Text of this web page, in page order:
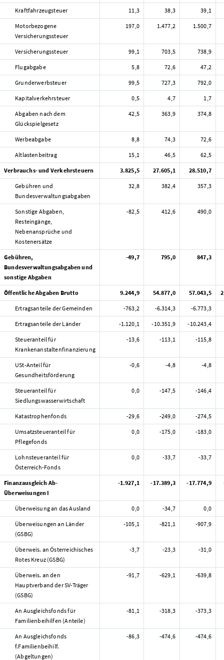
Kraftfahrzeugsteuer 11,3 38,3 39,1
Motorbezogene
Versicherungssteuer
197,0 1.477,2 1.500,7
Versicherungssteuer 99,1 703,5 738,9
Flugabgabe 5,8 72,6 47,2
Grunderwerbsteuer 99,5 727,3 792,0
Kapitalverkehrsteuer 0,5 4,7 1,7
Abgaben nach dem
Glückspielgesetz
42,5 363,9 374,8
Werbeabgabe 8,8 74,3 72,6
Altlastenbeitrag 15,1 46,5 62,5
Verbrauchs- und Verkehrsteuern 3.825,5 27.605,1 28.510,7
Gebühren und
Bundesverwaltungsabgaben
32,8 382,4 357,3
Sonstige Abgaben,
Resteingänge,
Nebenansprüche und
Kostenersätze
-82,5 412,6 490,0
Gebühren,
Bundesverwaltungsabgaben und
sonstige Abgaben
-49,7 795,0 847,3
Öffentliche Abgaben Brutto 9.244,9 54.877,0 57.043,5
Ertragsanteile der Gemeinden -763,2 -6.314,3 -6.773,3
Ertragsanteile der Länder -1.120,1 -10.351,9 -10.243,4
Steueranteil für
Krankenanstaltenfinanzierung
-13,6 -113,1 -115,8
USt-Anteil für
Gesundheitsförderung
-0,6 -4,8 -4,8
Steueranteil für
Siedlungswasserwirtschaft
0,0 -147,5 -146,4
Katastrophenfonds -29,6 -249,0 -274,5
Umsatzsteueranteil für
Pflegefonds
0,0 -175,0 -183,0
Lohnsteueranteil für
Österreich-Fonds
0,0 -33,7 -33,7
Finanzausgleich Ab-
Überweisungen I
-1.927,1 -17.389,3 -17.774,9
Überweisung an das Ausland 0,0 -34,7 0,0
Überweisungen an Länder
(GSBG)
-105,1 -821,1 -907,9
Überweis. an Österreichisches
Rotes Kreuz (GSBG)
-3,7 -23,3 -31,0
Überweis. an den
Hauptverband der SV-Träger
(GSBG)
-91,7 -629,1 -639,8
An Ausgleichsfonds für
Familienbeihilfen (Anteile)
-81,1 -318,3 -373,3
An Ausgleichsfonds
f.Familienbeihilf.
(Abgeltungen)
-86,3 -474,6 -474,6